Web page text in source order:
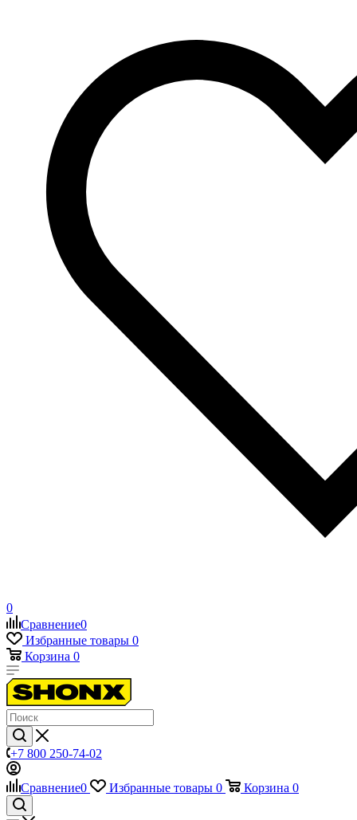
0
Сравнение0
Избранные товары 0
Корзина 0
+7 800 250-74-02
Сравнение0 Избранные товары 0 Корзина 0